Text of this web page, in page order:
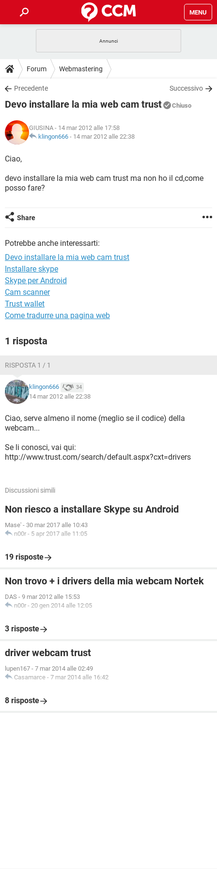
MENU
INTRATTENIMENTO
iOS
INSTAGRAM WHATSAPP
TIKTOK
HARDWARE
GUIDE
COVID-19
INSTAGRAM WHATSAPP
TIKTOK
HARDWARE
DOWNLOAD
COVID-19 GAMING
INTRATTENIMENTO
iOS WINDOWS 10
INSTAGRAM
HARDWARE
COVID-19 GAMING
INTRATTENIMENTO
iOS
INSTAGRAM WHATSAPP
HARDWARE
GLOSSARIO
COVID-19
iOS
TIKTOK
Forum Webmastering
Precedente Successivo
Devo installare la mia web cam trust Chiuso
GIUSINA - 14 mar 2012 alle 17:58
klingon666 - 14 mar 2012 alle 22:38
Ciao,
devo installare la mia web cam trust ma non ho il cd,come
posso fare?
Share
Potrebbe anche interessarti:
Devo installare la mia web cam trust
Installare skype
Skype per Android
Cam scanner
Trust wallet
Come tradurre una pagina web
1 risposta
RISPOSTA 1 / 1
klingon666 34
14 mar 2012 alle 22:38
Ciao, serve almeno il nome (meglio se il codice) della
webcam...
Se li conosci, vai qui:
http://www.trust.com/search/default.aspx?cxt=drivers
Discussioni simili
Non riesco a installare Skype su Android
Mase' - 30 mar 2017 alle 10:43
n00r - 5 apr 2017 alle 11:05
19 risposte
Non trovo + i drivers della mia webcam Nortek
DAS - 9 mar 2012 alle 15:53
n00r - 20 gen 2014 alle 12:05
3 risposte
driver webcam trust
lupen167 - 7 mar 2014 alle 02:49
Casamarce - 7 mar 2014 alle 16:42
8 risposte